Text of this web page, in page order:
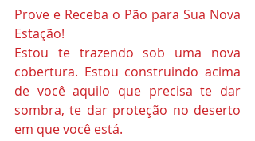
Prove e Receba o Pão para Sua Nova
Estação!
Estou te trazendo sob uma nova
cobertura. Estou construindo acima
de você aquilo que precisa te dar
sombra, te dar proteção no deserto
em que você está.